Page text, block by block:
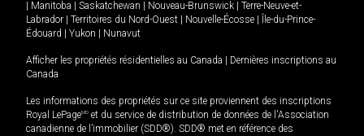
Manitoba Saskatchewan Nouveau-Brunswick
Terre-Neuve-et-
Labrador
Territoires du Nord-Ouest Nouvelle-Écosse
Île-du-Prince-
Édouard
Yukon Nunavut
Afficher les propriétés résidentielles au Canada
Dernières inscriptions au
Canada
Les informations des propriétés sur ce site proviennent des inscriptions
Royal LePageMD et du service de distribution de données de l'Association
canadienne de l’immobilier (SDD®). SDD® met en référence des